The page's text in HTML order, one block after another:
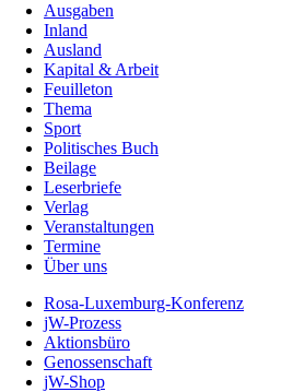
Ausgaben
Inland
Ausland
Kapital & Arbeit
Feuilleton
Thema
Sport
Politisches Buch
Beilage
Leserbriefe
Verlag
Veranstaltungen
Termine
Über uns
Rosa-Luxemburg-Konferenz
jW-Prozess
Aktionsbüro
Genossenschaft
jW-Shop